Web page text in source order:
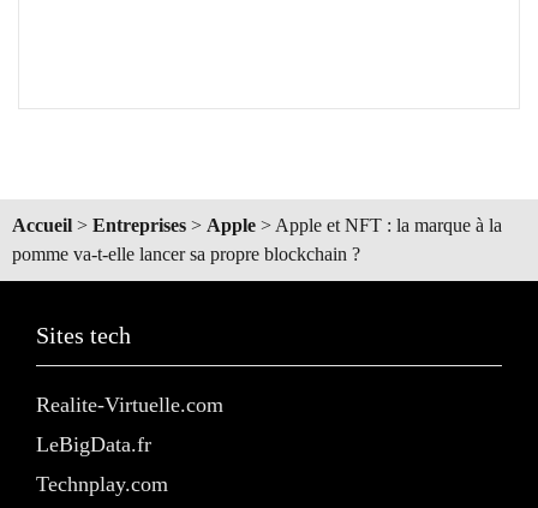
Accueil > Entreprises > Apple > Apple et NFT : la marque à la
pomme va-t-elle lancer sa propre blockchain ?
Sites tech
Realite-Virtuelle.com
LeBigData.fr
Technplay.com